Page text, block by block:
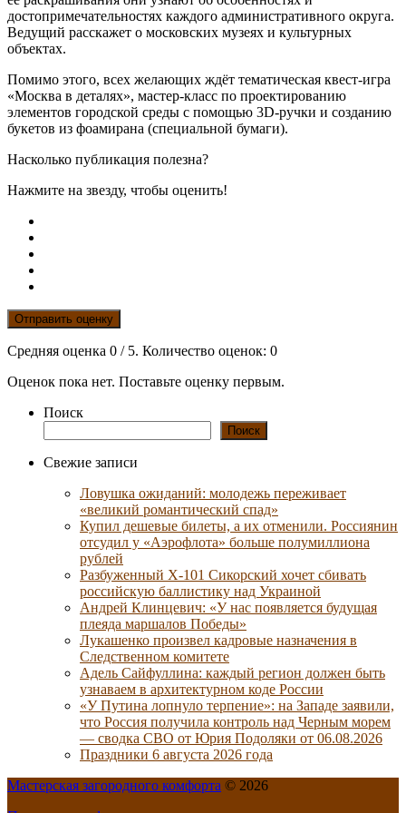
достопримечательностях каждого административного округа.
Ведущий расскажет о московских музеях и культурных
объектах.
Помимо этого, всех желающих ждёт тематическая квест-игра
«Москва в деталях», мастер-класс по проектированию
элементов городской среды с помощью 3D-ручки и созданию
букетов из фоамирана (специальной бумаги).
Насколько публикация полезна?
Нажмите на звезду, чтобы оценить!
Отправить оценку
Средняя оценка 0 / 5. Количество оценок: 0
Оценок пока нет. Поставьте оценку первым.
Поиск
Поиск
Свежие записи
Ловушка ожиданий: молодежь переживает
«великий романтический спад»
Купил дешевые билеты, а их отменили. Россиянин
отсудил у «Аэрофлота» больше полумиллиона
рублей
Разбуженный Х-101 Сикорский хочет сбивать
российскую баллистику над Украиной
Андрей Клинцевич: «У нас появляется будущая
плеяда маршалов Победы»
Лукашенко произвел кадровые назначения в
Следственном комитете
Адель Сайфуллина: каждый регион должен быть
узнаваем в архитектурном коде России
«У Путина лопнуло терпение»: на Западе заявили,
что Россия получила контроль над Черным морем
— сводка СВО от Юрия Подоляки от 06.08.2026
Праздники 6 августа 2026 года
Мастерская загородного комфорта © 2026